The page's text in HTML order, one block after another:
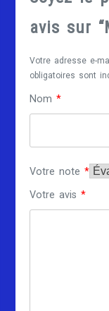
avis sur
Votre adresse e-
obligatoires sont
Nom*
Votre note*
Votre avis*